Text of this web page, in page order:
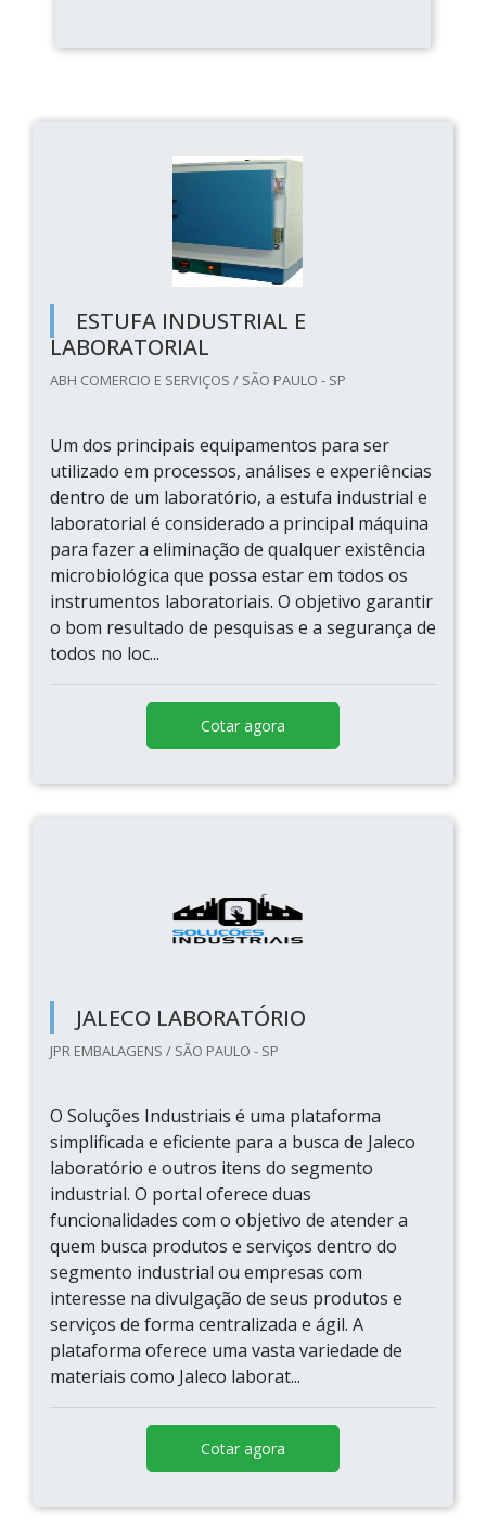
ESTUFA INDUSTRIAL E
LABORATORIAL
ABH COMERCIO E SERVIÇOS / SÃO PAULO - SP
Um dos principais equipamentos para ser
utilizado em processos, análises e experiências
dentro de um laboratório, a estufa industrial e
laboratorial é considerado a principal máquina
para fazer a eliminação de qualquer existência
microbiológica que possa estar em todos os
instrumentos laboratoriais. O objetivo garantir
o bom resultado de pesquisas e a segurança de
todos no loc...
Cotar agora
JALECO LABORATÓRIO
JPR EMBALAGENS / SÃO PAULO - SP
O Soluções Industriais é uma plataforma
simplificada e eficiente para a busca de Jaleco
laboratório e outros itens do segmento
industrial. O portal oferece duas
funcionalidades com o objetivo de atender a
quem busca produtos e serviços dentro do
segmento industrial ou empresas com
interesse na divulgação de seus produtos e
serviços de forma centralizada e ágil. A
plataforma oferece uma vasta variedade de
materiais como Jaleco laborat...
Cotar agora